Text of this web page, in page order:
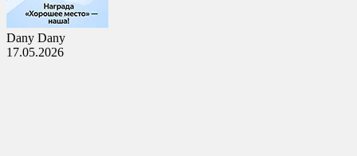
Dany Dany
17.05.2026